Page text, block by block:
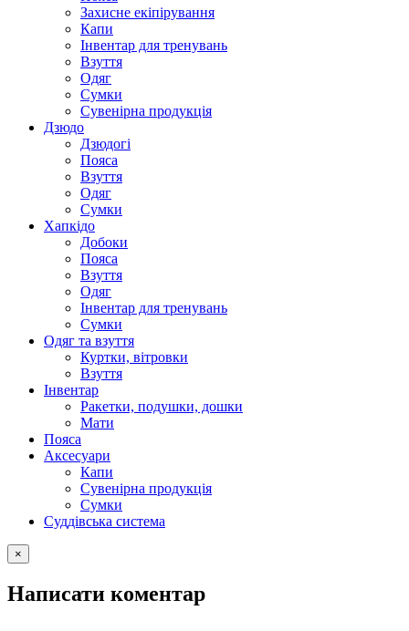
Захисне екіпірування
Капи
Інвентар для тренувань
Взуття
Одяг
Сумки
Сувенірна продукція
Дзюдо
Дзюдогі
Пояса
Взуття
Одяг
Сумки
Хапкідо
Добоки
Пояса
Взуття
Одяг
Інвентар для тренувань
Сумки
Одяг та взуття
Куртки, вітровки
Взуття
Інвентар
Ракетки, подушки, дошки
Мати
Пояса
Аксесуари
Капи
Сувенірна продукція
Сумки
Суддівська система
×
Написати коментар